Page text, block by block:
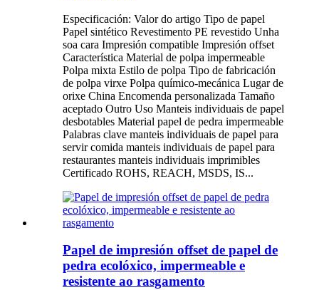
Especificación: Valor do artigo Tipo de papel
Papel sintético Revestimento PE revestido Unha
soa cara Impresión compatible Impresión offset
Característica Material de polpa impermeable
Polpa mixta Estilo de polpa Tipo de fabricación
de polpa virxe Polpa químico-mecánica Lugar de
orixe China Encomenda personalizada Tamaño
aceptado Outro Uso Manteis individuais de papel
desbotables Material papel de pedra impermeable
Palabras clave manteis individuais de papel para
servir comida manteis individuais de papel para
restaurantes manteis individuais imprimibles
Certificado ROHS, REACH, MSDS, IS...
Papel de impresión offset de papel de
pedra ecolóxico, impermeable e
resistente ao rasgamento